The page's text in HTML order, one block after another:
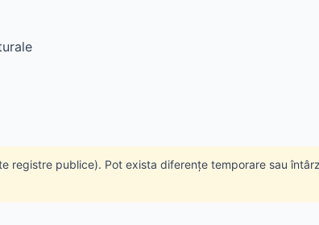
registre publice). Pot exista diferențe temporare sau